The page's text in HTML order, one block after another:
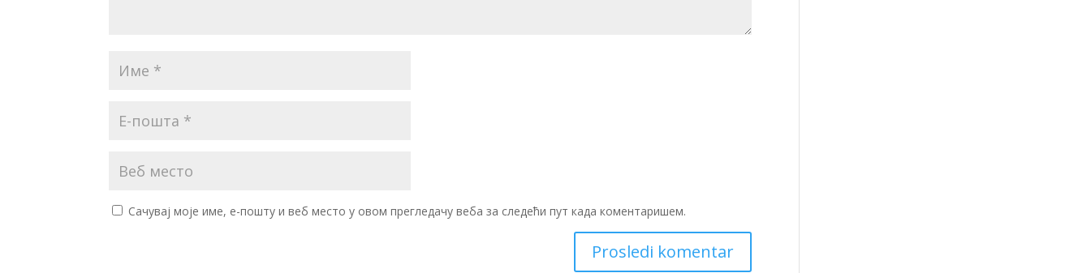
Сачувај моје име, е-пошту и веб место у овом прегледачу веба за следећи пут када коментаришем.